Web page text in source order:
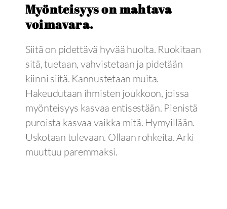
Myönteisyys on mahtava
voimavara.
Siitä on pidettävä hyvää huolta. Ruokitaan
sitä, tuetaan, vahvistetaan ja pidetään
kiinni siitä. Kannustetaan muita.
Hakeudutaan ihmisten joukkoon, joissa
myönteisyys kasvaa entisestään. Pienistä
puroista kasvaa vaikka mitä. Hymyillään.
Uskotaan tulevaan. Ollaan rohkeita. Arki
muuttuu paremmaksi.